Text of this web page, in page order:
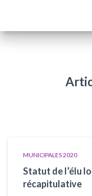
MUNICIPALES 2020
Statut de l’élu
récapitulative